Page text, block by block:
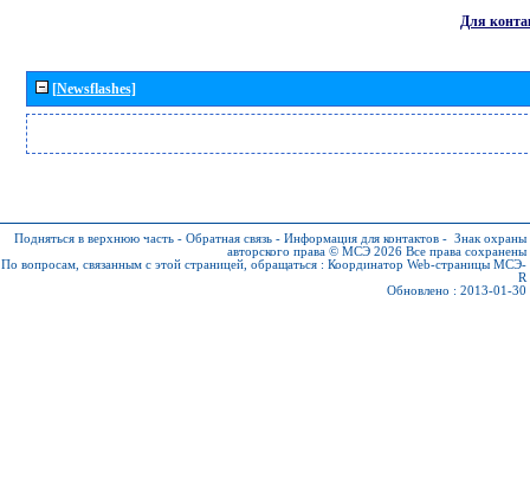
Для
[Newsflashes]
Подняться в верхнюю часть - Обратная связь - Информация для контактов - Знак охраны
авторского права © МСЭ 2026 Все права сохранены
По вопросам, связанным с этой страницей, обращаться : Координатор Web-страницы МСЭ-
R
Обновлено : 2013-01-30